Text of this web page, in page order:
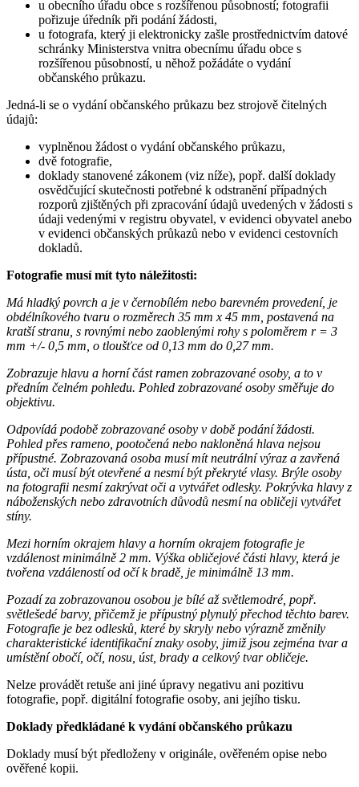
u obecního úřadu obce s rozšířenou působností; fotografii
pořizuje úředník při podání žádosti,
u fotografa, který ji elektronicky zašle prostřednictvím datové
schránky Ministerstva vnitra obecnímu úřadu obce s
rozšířenou působností, u něhož požádáte o vydání
občanského průkazu.
Jedná-li se o vydání občanského průkazu bez strojově čitelných
údajů:
vyplněnou žádost o vydání občanského průkazu,
dvě fotografie,
doklady stanovené zákonem (viz níže), popř. další doklady
osvědčující skutečnosti potřebné k odstranění případných
rozporů zjištěných při zpracování údajů uvedených v žádosti s
údaji vedenými v registru obyvatel, v evidenci obyvatel anebo
v evidenci občanských průkazů nebo v evidenci cestovních
dokladů.
Fotografie musí mít tyto náležitosti:
Má hladký povrch a je v černobílém nebo barevném provedení, je
obdélníkového tvaru o rozměrech 35 mm x 45 mm, postavená na
kratší stranu, s rovnými nebo zaoblenými rohy s poloměrem r = 3
mm +/- 0,5 mm, o tloušťce od 0,13 mm do 0,27 mm.
Zobrazuje hlavu a horní část ramen zobrazované osoby, a to v
předním čelném pohledu. Pohled zobrazované osoby směřuje do
objektivu.
Odpovídá podobě zobrazované osoby v době podání žádosti.
Pohled přes rameno, pootočená nebo nakloněná hlava nejsou
přípustné. Zobrazovaná osoba musí mít neutrální výraz a zavřená
ústa, oči musí být otevřené a nesmí být překryté vlasy. Brýle osoby
na fotografii nesmí zakrývat oči a vytvářet odlesky. Pokrývka hlavy z
náboženských nebo zdravotních důvodů nesmí na obličeji vytvářet
stíny.
Mezi horním okrajem hlavy a horním okrajem fotografie je
vzdálenost minimálně 2 mm. Výška obličejové části hlavy, která je
tvořena vzdáleností od očí k bradě, je minimálně 13 mm.
Pozadí za zobrazovanou osobou je bílé až světlemodré, popř.
světlešedé barvy, přičemž je přípustný plynulý přechod těchto barev.
Fotografie je bez odlesků, které by skryly nebo výrazně změnily
charakteristické identifikační znaky osoby, jimiž jsou zejména tvar a
umístění obočí, očí, nosu, úst, brady a celkový tvar obličeje.
Nelze provádět retuše ani jiné úpravy negativu ani pozitivu
fotografie, popř. digitální fotografie osoby, ani jejího tisku.
Doklady předkládané k vydání občanského průkazu
Doklady musí být předloženy v originále, ověřeném opise nebo
ověřené kopii.